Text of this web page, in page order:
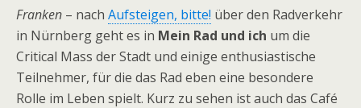
Franken – nach Aufsteigen, bitte! über den Radverkehr
in Nürnberg geht es in Mein Rad und ich um die
Critical Mass der Stadt und einige enthusiastische
Teilnehmer, für die das Rad eben eine besondere
Rolle im Leben spielt. Kurz zu sehen ist auch das Café